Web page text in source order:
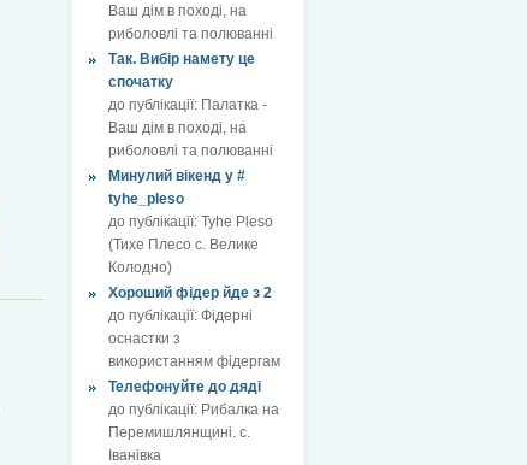
Ваш дім в поході, на
риболовлі та полюванні
Так. Вибір намету це
спочатку
до публікації: Палатка -
Ваш дім в поході, на
риболовлі та полюванні
Минулий вікенд у #
tyhe_pleso
до публікації: Tyhe Pleso
(Тихе Плесо с. Велике
Колодно)
Хороший фідер йде з 2
до публікації: Фідерні
оснастки з
використанням фідергам
Телефонуйте до дяді
до публікації: Рибалка на
Перемишлянщині. с.
Іванівка